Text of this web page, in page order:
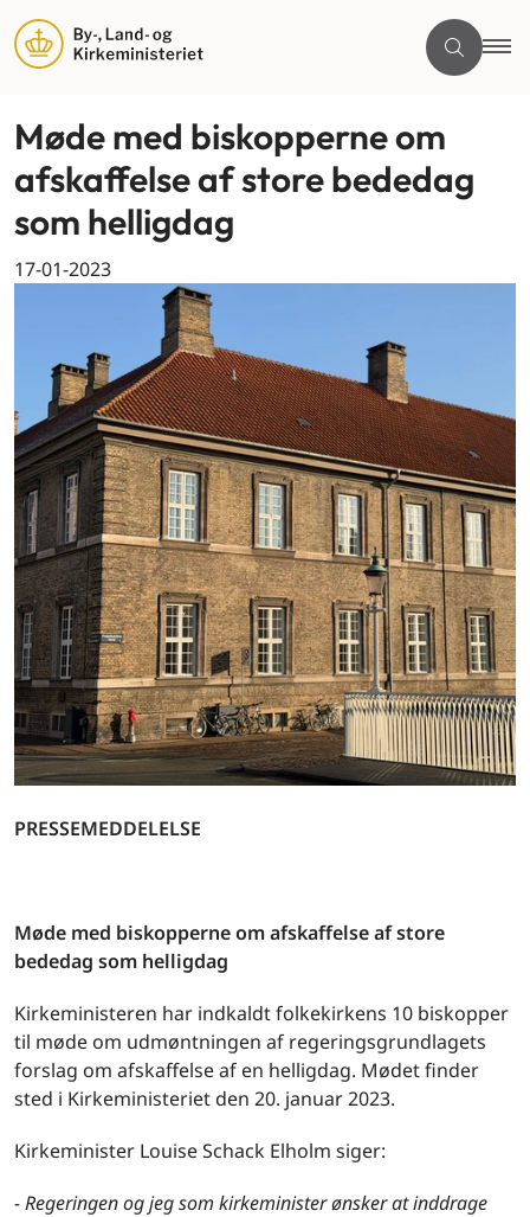
Møde med biskopperne om
afskaffelse af store bededag
som helligdag
17-01-2023
PRESSEMEDDELELSE
Møde med biskopperne om afskaffelse af store
bededag som helligdag
Kirkeministeren har indkaldt folkekirkens 10 biskopper
til møde om udmøntningen af regeringsgrundlagets
forslag om afskaffelse af en helligdag. Mødet finder
sted i Kirkeministeriet den 20. januar 2023.
Kirkeminister Louise Schack Elholm siger:
- Regeringen og jeg som kirkeminister ønsker at inddrage